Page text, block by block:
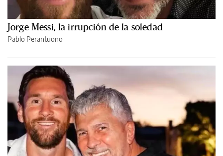
Jorge Messi, la irrupción de la soledad
Pablo Perantuono